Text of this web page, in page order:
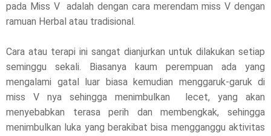
a
e
!
pada Miss V adalah dengan cara merendam miss V dengan
ramuan Herbal atau tradisional.
Cara atau terapi ini sangat dianjurkan untuk dilakukan setiap
seminggu sekali. Biasanya kaum perempuan ada yang
mengalami gatal luar biasa kemudian menggaruk-garuk di
miss V nya sehingga menimbulkan lecet, yang akan
menyebabkan terasa perih dan membengkak, sehingga
menimbulkan luka yang berakibat bisa mengganggu aktivitas